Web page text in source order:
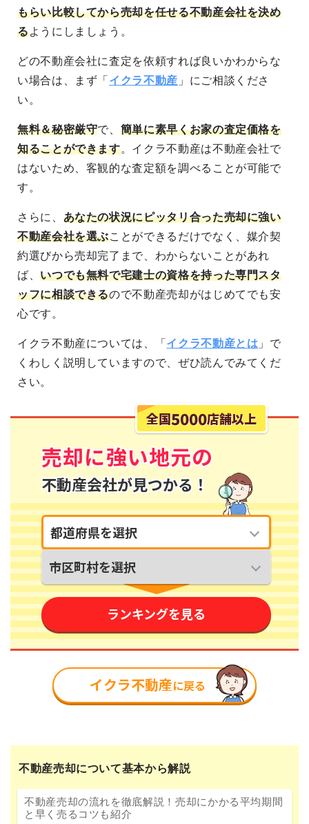
もらい比較してから売却を任せる不動産会社を決め
るようにしましょう。
どの不動産会社に査定を依頼すれば良いかわからな
い場合は、まず「 イクラ不動産 」にご相談くださ
い。
無料＆秘密厳守で、 簡単に素早くお家の査定価格を
知ることができます。イクラ不動産は不動産会社で
はないため、客観的な査定額を調べることが可能で
す。
さらに、 あなたの状況にピッタリ合った売却に強い
不動産会社を選ぶことができるだけでなく、媒介契
約選びから売却完了まで、わからないことがあれ
ば、いつでも無料で宅建士の資格を持った専門スタ
ッフに相談できるので不動産売却がはじめてでも安
心です。
イクラ不動産については、「 イクラ不動産とは 」で
くわしく説明していますので、ぜひ読んでみてくだ
さい。
不動産売却について基本から解説
不動産売却の流れを徹底解説！売却にかかる平均期間
と早く売るコツも紹介